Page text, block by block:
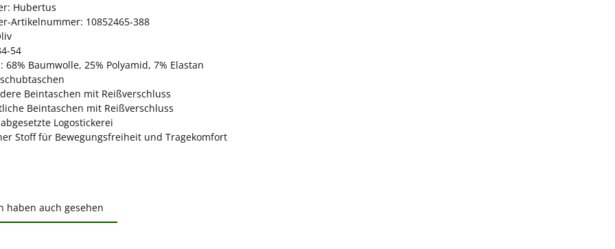
Hubertus
Artikelnummer: 10852465-388
54
68% Baumwolle, 25% Polyamid, 7% Elastan
Beintaschen mit Reißverschluss
Beintaschen mit Reißverschluss
Logostickerei
Stoff für Bewegungsfreiheit und Tragekomfort
haben auch gesehen